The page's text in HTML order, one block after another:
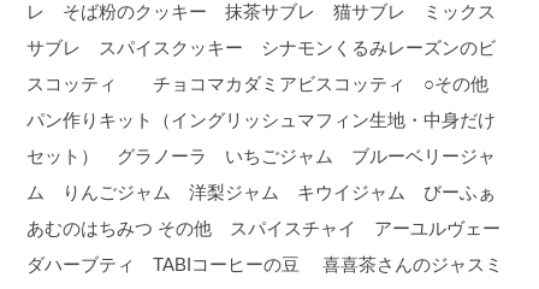
レ そば粉のクッキー 抹茶サブレ 猫サブレ ミックス
サブレ スパイスクッキー シナモンくるみレーズンのビ
スコッティ チョコマカダミアビスコッティ ○その他
パン作りキット（イングリッシュマフィン生地・中身だけ
セット） グラノーラ いちごジャム ブルーベリージャ
ム りんごジャム 洋梨ジャム キウイジャム びーふぁ
あむのはちみつ その他 スパイスチャイ アーユルヴェー
ダハーブティ TABIコーヒーの豆 喜喜茶さんのジャスミ